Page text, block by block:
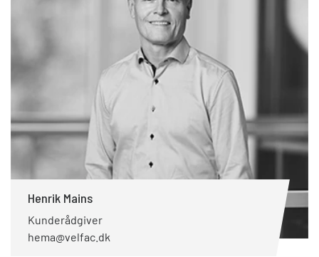
Henrik Mains
Kunderådgiver
hema@velfac.dk